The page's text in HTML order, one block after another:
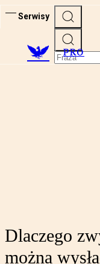
Serwisy
PRO
Dlaczego
można